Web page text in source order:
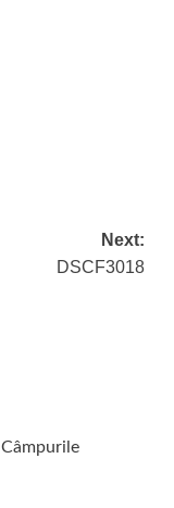
Next:
DSCF3018
Câmpurile